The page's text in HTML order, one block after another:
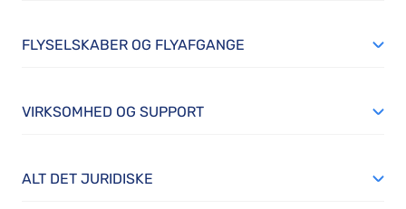
FLYSELSKABER OG FLYAFGANGE
VIRKSOMHED OG SUPPORT
ALT DET JURIDISKE